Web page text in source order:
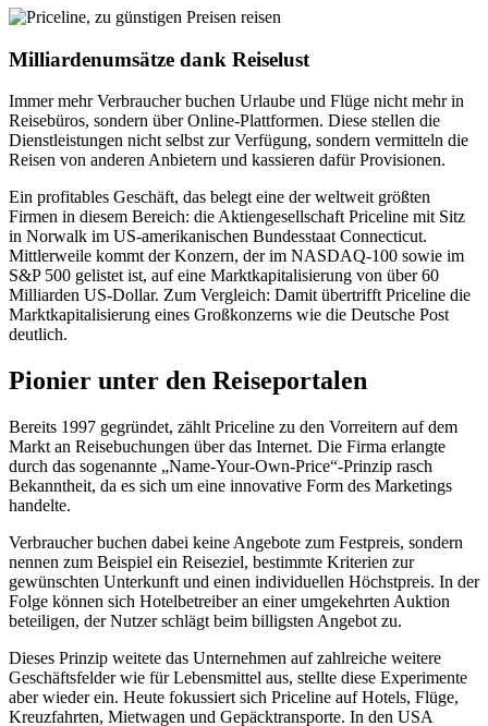
Milliardenumsätze dank Reiselust
Immer mehr Verbraucher buchen Urlaube und Flüge nicht mehr in
Reisebüros, sondern über Online-Plattformen. Diese stellen die
Dienstleistungen nicht selbst zur Verfügung, sondern vermitteln die
Reisen von anderen Anbietern und kassieren dafür Provisionen.
Ein profitables Geschäft, das belegt eine der weltweit größten
Firmen in diesem Bereich: die Aktiengesellschaft Priceline mit Sitz
in Norwalk im US-amerikanischen Bundesstaat Connecticut.
Mittlerweile kommt der Konzern, der im NASDAQ-100 sowie im
S&P 500 gelistet ist, auf eine Marktkapitalisierung von über 60
Milliarden US-Dollar. Zum Vergleich: Damit übertrifft Priceline die
Marktkapitalisierung eines Großkonzerns wie die Deutsche Post
deutlich.
Pionier unter den Reiseportalen
Bereits 1997 gegründet, zählt Priceline zu den Vorreitern auf dem
Markt an Reisebuchungen über das Internet. Die Firma erlangte
durch das sogenannte „Name-Your-Own-Price“-Prinzip rasch
Bekanntheit, da es sich um eine innovative Form des Marketings
handelte.
Verbraucher buchen dabei keine Angebote zum Festpreis, sondern
nennen zum Beispiel ein Reiseziel, bestimmte Kriterien zur
gewünschten Unterkunft und einen individuellen Höchstpreis. In der
Folge können sich Hotelbetreiber an einer umgekehrten Auktion
beteiligen, der Nutzer schlägt beim billigsten Angebot zu.
Dieses Prinzip weitete das Unternehmen auf zahlreiche weitere
Geschäftsfelder wie für Lebensmittel aus, stellte diese Experimente
aber wieder ein. Heute fokussiert sich Priceline auf Hotels, Flüge,
Kreuzfahrten, Mietwagen und Gepäcktransporte. In den USA